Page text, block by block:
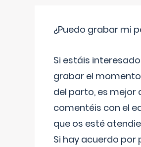
¿Puedo grabar mi
Si estáis
grabar el
del parto, es mejor
comentéis con el
que os esté
Si hay acuerdo por